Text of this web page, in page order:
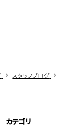
スタッフブログ
カテゴリ